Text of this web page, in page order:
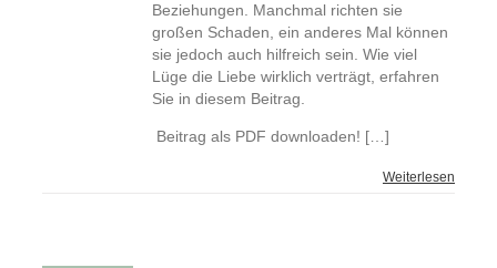
Beziehungen. Manchmal richten sie
großen Schaden, ein anderes Mal können
sie jedoch auch hilfreich sein. Wie viel
Lüge die Liebe wirklich verträgt, erfahren
Sie in diesem Beitrag.
Beitrag als PDF downloaden! […]
Weiterlesen